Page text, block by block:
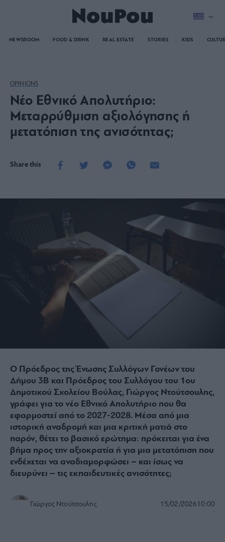
NEWSROOM FOOD & DRINK REAL ESTATE STORIES KIDS
OPINIONS
Νέο Εθνικό Απολυτήριο:
Μεταρρύθμιση αξιολόγησης ή
μετατόπιση της ανισότητας;
Share this
Ο Πρόεδρος της Ένωσης Συλλόγων Γονέων του
Δήμου 3Β και Πρόεδρος του Συλλόγου του 1ου
Δημοτικού Σχολείου Βούλας, Γιώργος Ντούτσουλης,
γράφει για το νέο Εθνικό Απολυτήριο που θα
εφαρμοστεί από το 2027-2028. Μέσα από μια
ιστορική αναδρομή και μια κριτική ματιά στο
παρόν, θέτει το βασικό ερώτημα: πρόκειται για ένα
βήμα προς την αξιοκρατία ή για μια μετατόπιση που
ενδέχεται να αναδιαμορφώσει – και ίσως να
διευρύνει – τις εκπαιδευτικές ανισότητες;
Γιώργος Ντούτσουλης 15/02/202610:00